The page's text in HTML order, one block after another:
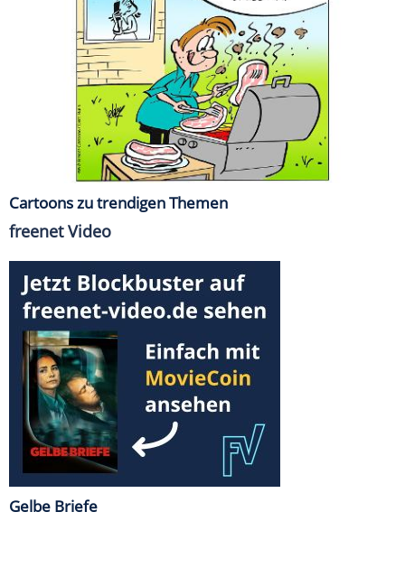
Cartoons zu trendigen Themen
freenet Video
Gelbe Briefe